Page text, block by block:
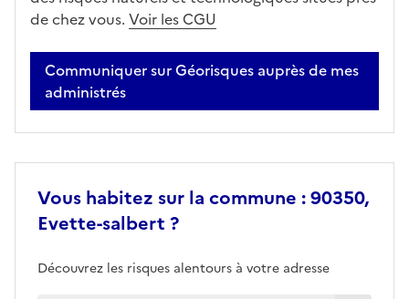
de chez vous. Voir les CGU
Communiquer sur Géorisques auprès de mes
administrés
Vous habitez sur la commune : 90350,
Evette-salbert ?
Découvrez les risques alentours à votre adresse